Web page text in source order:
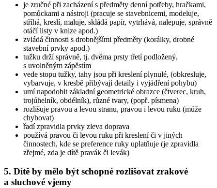
je zručné při zacházení s předměty denní potřeby, hračkami,
pomůckami a nástroji (pracuje se stavebnicemi, modeluje,
stříhá, kreslí, maluje, skládá papír, vytrhává, nalepuje, správně
otáčí listy v knize apod.)
zvládá činnosti s drobnějšími předměty (korálky, drobné
stavební prvky apod.)
tužku drží správně, tj. dvěma prsty třetí podložený,
s uvolněným zápěstím
vede stopu tužky, tahy jsou při kreslení plynulé, (obkresluje,
vybarvuje, v kresbě přibývají detaily i vyjádření pohybu)
umí napodobit základní geometrické obrazce (čtverec, kruh,
trojúhelník, obdélník), různé tvary, (popř. písmena)
rozlišuje pravou a levou stranu, pravou i levou ruku (může
chybovat)
řadí zpravidla prvky zleva doprava
používá pravou či levou ruku při kreslení či v jiných
činnostech, kde se preference ruky uplatňuje (je zpravidla
zřejmé, zda je dítě pravák či levák)
5. Dítě by mělo být schopné rozlišovat zrakové
a sluchové vjemy